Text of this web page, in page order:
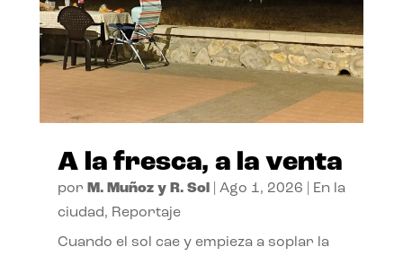
A la fresca, a la venta
por M. Muñoz y R. Sol| Ago 1, 2026
En la
ciudad, Reportaje
Cuando el sol cae y empieza a soplar la